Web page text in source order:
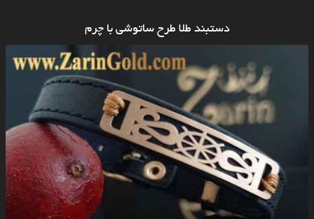
دستبند طلا طرح ساتوشی با چرم